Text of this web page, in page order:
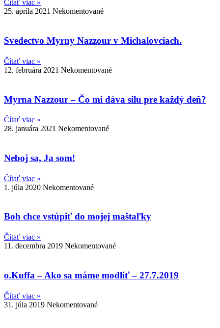
Čítať viac »
25. apríla 2021 Nekomentované
Svedectvo Myrny Nazzour v Michalovciach.
Čítať viac »
12. februára 2021 Nekomentované
Myrna Nazzour – Čo mi dáva silu pre každý deň?
Čítať viac »
28. januára 2021 Nekomentované
Neboj sa, Ja som!
Čítať viac »
1. júla 2020 Nekomentované
Boh chce vstúpiť do mojej maštaľky
Čítať viac »
11. decembra 2019 Nekomentované
o.Kuffa – Ako sa máme modliť – 27.7.2019
Čítať viac »
31. júla 2019 Nekomentované